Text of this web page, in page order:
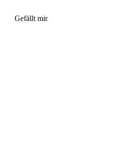
Gefällt mir